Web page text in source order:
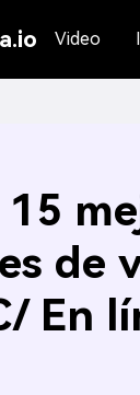
Video
de
En